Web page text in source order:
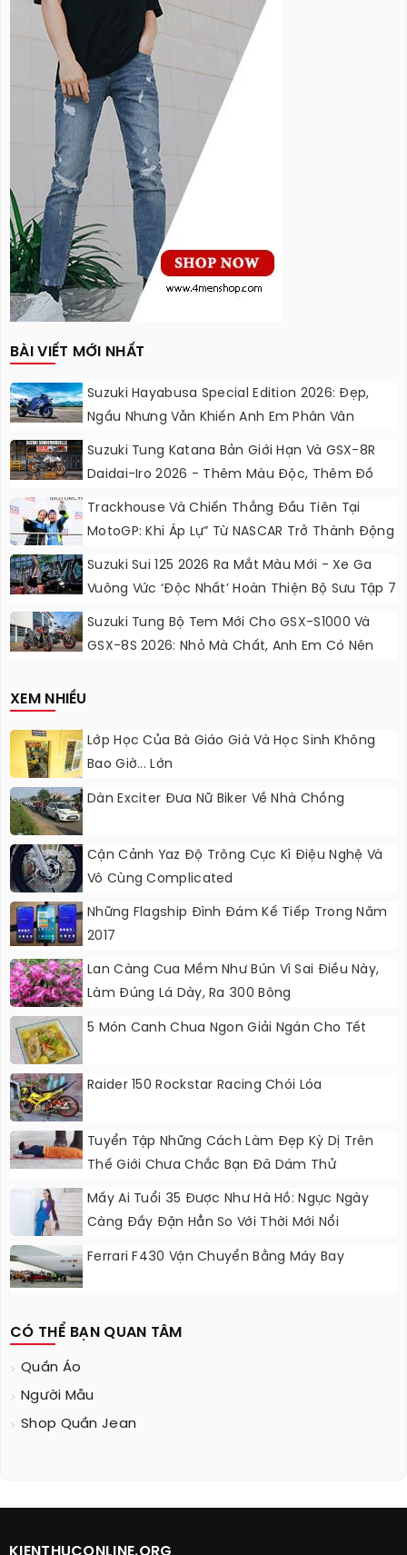
BÀI VIẾT MỚI NHẤT
Suzuki Hayabusa Special Edition 2026: Đẹp,
Ngầu Nhưng Vẫn Khiến Anh Em Phân Vân
Suzuki Tung Katana Bản Giới Hạn Và GSX-8R
Daidai-Iro 2026 - Thêm Màu Độc, Thêm Đồ
Chơi, Thêm Cá Tính
Trackhouse Và Chiến Thắng Đầu Tiên Tại
MotoGP: Khi Áp Lự” Từ NASCAR Trở Thành Động
Suzuki Sui 125 2026 Ra Mắt Màu Mới - Xe Ga
Vuông Vức ‘độc Nhất’ Hoàn Thiện Bộ Sưu Tập 7
Suzuki Tung Bộ Tem Mới Cho GSX-S1000 Và
GSX-8S 2026: Nhỏ Mà Chất, Anh Em Có Nên
XEM NHIỀU
Lớp Học Của Bà Giáo Già Và Học Sinh Không
Bao Giờ... Lớn
Dàn Exciter Đưa Nữ Biker Về Nhà Chồng
Cận Cảnh Yaz Độ Trông Cực Kì Điệu Nghệ Và
Vô Cùng Complicated
Những Flagship Đình Đám Kế Tiếp Trong Năm
2017
Lan Càng Cua Mềm Như Bún Vì Sai Điều Này,
Làm Đúng Lá Dày, Ra 300 Bông
5 Món Canh Chua Ngon Giải Ngán Cho Tết
Raider 150 Rockstar Racing Chói Lóa
Tuyển Tập Những Cách Làm Đẹp Kỳ Dị Trên
Thế Giới Chưa Chắc Bạn Đã Dám Thử
Mấy Ai Tuổi 35 Được Như Hà Hồ: Ngực Ngày
Càng Đầy Đặn Hẳn So Với Thời Mới Nổi
Ferrari F430 Vận Chuyển Bằng Máy Bay
CÓ THỂ BẠN QUAN TÂM
Quần Áo
Người Mẫu
Shop Quần Jean
KIENTHUCONLINE.ORG